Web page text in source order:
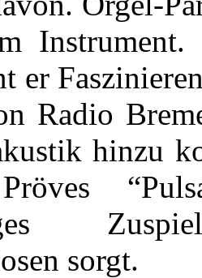
er
Radio
hinzu
sorgt.